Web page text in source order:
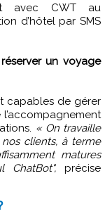
avec CWT au
d’hôtel par SMS
un voyage
capables de gérer
« On travaille
clients, à terme
matures
précise